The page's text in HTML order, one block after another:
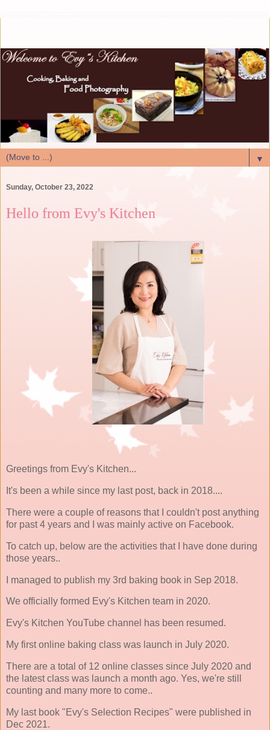
▼
Sunday, October 23, 2022
Hello from Evy's Kitchen
Greetings from Evy's Kitchen...
It's been a while since my last post, back in 2018....
There were a couple of reasons that I couldn't post anything
for past 4 years and I was mainly active on Facebook.
To catch up, below are the activities that I have done during
those years..
I managed to publish my 3rd baking book in Sep 2018.
We officially formed Evy's Kitchen team in 2020.
Evy's Kitchen YouTube channel has been resumed.
My first online baking class was launch in July 2020.
There are a total of 12 online classes since July 2020 and
the latest class was launch a month ago. Yes, we're still
counting and many more to come..
My last book "Evy's Selection Recipes" were published in
Dec 2021.